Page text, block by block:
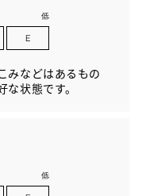
みなどはあるもの
状態です。